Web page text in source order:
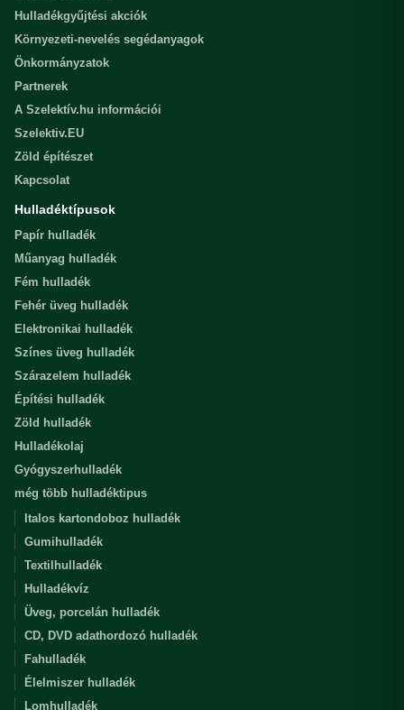
Hulladékgyűjtési akciók
Környezeti-nevelés segédanyagok
Önkormányzatok
Partnerek
A Szelektív.hu információi
Szelektiv.EU
Zöld építészet
Kapcsolat
Hulladéktípusok
Papír hulladék
Műanyag hulladék
Fém hulladék
Fehér üveg hulladék
Elektronikai hulladék
Színes üveg hulladék
Szárazelem hulladék
Építési hulladék
Zöld hulladék
Hulladékolaj
Gyógyszerhulladék
még több hulladéktipus
Italos kartondoboz hulladék
Gumihulladék
Textilhulladék
Hulladékvíz
Üveg, porcelán hulladék
CD, DVD adathordozó hulladék
Fahulladék
Élelmiszer hulladék
Lomhulladék